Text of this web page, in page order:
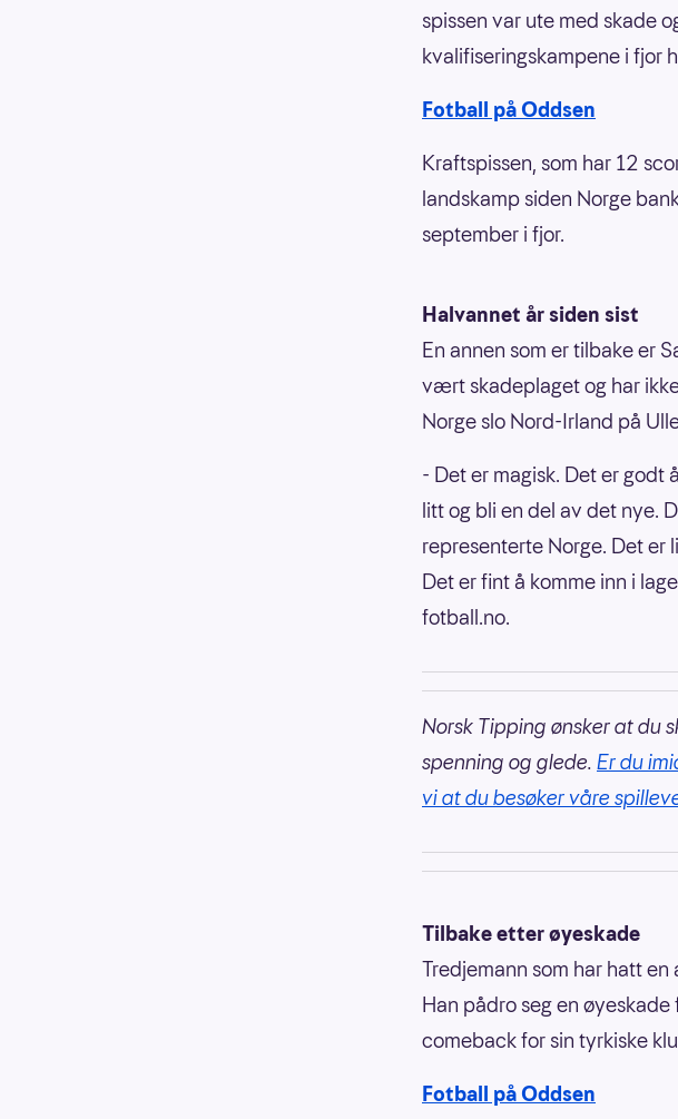
spissen var ute med skade
kvalifiseringskampene i fjor
Fotball på Oddsen
Kraftspissen, som har 12
landskamp siden Norge
september i fjor.
Halvannet år siden sist
En annen som er tilbake er
vært skadeplaget og har
Norge slo Nord-Irland på
- Det er magisk. Det er
litt og bli en del av det nye.
representerte Norge. Det er
Det er fint å komme inn i
fotball.no.
Norsk Tipping ønsker at du
spenning og glede. Er du
vi at du besøker våre
Tilbake etter øyeskade
Tredjemann som har hatt
Han pådro seg en
comeback for sin tyrkiske
Fotball på Oddsen